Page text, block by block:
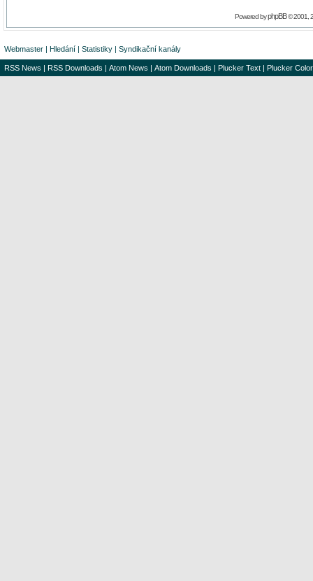
Powered byphpBB© 2001,
Webmaster | Hledání | Statistiky | Syndikační kanály
RSS News | RSS Downloads | Atom News | Atom Downloads | Plucker Text | Plucker Color